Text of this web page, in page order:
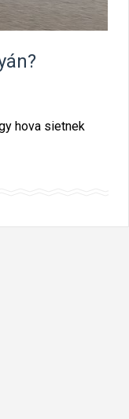
hova sietnek